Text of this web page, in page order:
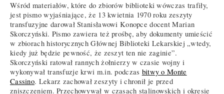
Wśród materiałów, które do zbiorów biblioteki wówczas trafiły,
jest pismo wyjaśniające, że 13 kwietnia 1970 roku zeszyty
transfuzyjne darował Stanisławowi Konopce docent Marian
Skorczyński. Pismo zawiera też prośbę, aby dokumenty umieścić
w zbiorach historycznych Głównej Biblioteki Lekarskiej „wtedy,
kiedy już będzie pewność, że zeszyt ten nie zaginie”.
Skorczyński ratował rannych żołnierzy w czasie wojny i
wykonywał transfuzje krwi m.in. podczas bitwy o Monte
Cassino. Lekarz zachował zeszyty i chronił je przed
zniszczeniem. Przechowywał w czasach stalinowskich i okresie